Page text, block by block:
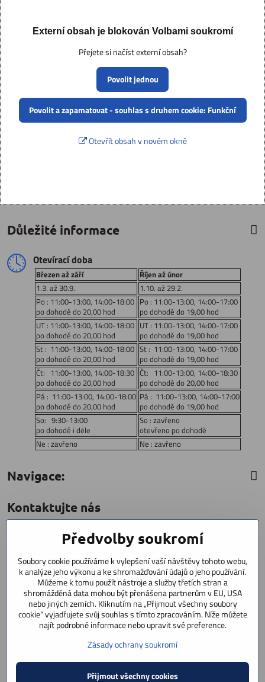
Externí obsah je blokován Volbami soukromí
Přejete si načíst externí obsah?
Povolit jednou
Povolit a zapamatovat - souhlas s druhem cookie: Funkční
Otevřít obsah v novém okně
Důležité informace
Otevírací doba
Březen až září
Říjen až únor
1.3. až 30.9.
1.10. až 29.2.
Po : 11:00-13:00, 14:00-18:00
po dohodě do 20,00 hod
Po : 11:00-13:00, 14:00-17:00
po dohodě do 19,00 hod
UT : 11:00-13:00, 14:00-18:00
po dohodě do 20,00 hod
UT : 11:00-13:00, 14:00-17:00
po dohodě do 19,00 hod
St : 11:00-13:00, 14:00-18:00
po dohodě do 20,00 hod
St : 11:00-13:00, 14:00-17:00
po dohodě do 19,00 hod
Čt: 11:00-13:00, 14:00-18:30
po dohodě do 20,00 hod
Čt: 11:00-13:00, 14:00-18:30
po dohodě do 20,00 hod
Pá : 11:00-13:00, 14:00-18:00
po dohodě do 20,00 hod
Pá : 11:00-13:00, 14:00-17:00
po dohodě do 19,00 hod
So: 9:30-13:00
po dohodě i déle
So : zavřeno
otevřeno po dohodě
Ne : zavřeno
Ne : zavřeno
Navigace:
Kontaktujte nás
CYCLESTAR s​.r​.o​.
Praha 5 Radotín
153 00
+420 602 856 404
+420 723 603 807
servis
info​@cyclestar​.cz
Předvolby soukromí
Soubory cookie používáme k vylepšení vaší návštěvy tohoto webu,
k analýze jeho výkonu a ke shromažďování údajů o jeho používání.
Můžeme k tomu použít nástroje a služby třetích stran a
shromážděná data mohou být přenášena partnerům v EU, USA
nebo jiných zemích. Kliknutím na „Přijmout všechny soubory
cookie“ vyjadřujete svůj souhlas s tímto zpracováním. Níže můžete
najít podrobné informace nebo upravit své preference.
Zásady ochrany soukromí
Přijmout všechny cookies